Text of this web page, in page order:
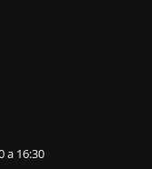
a 16:30